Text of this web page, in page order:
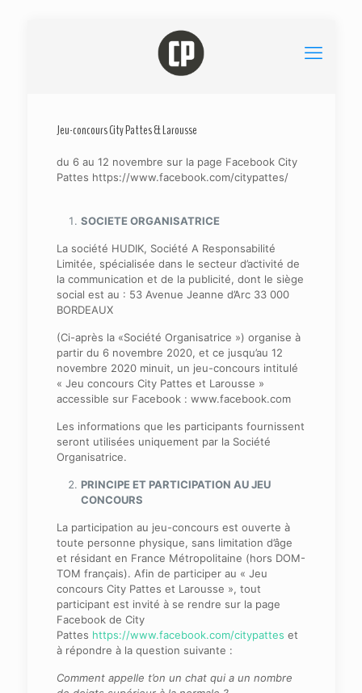
Jeu-concours City Pattes & Larousse
du 6 au 12 novembre sur la page Facebook City
Pattes https://www.facebook.com/citypattes/
SOCIETE ORGANISATRICE
La société HUDIK, Société A Responsabilité
Limitée, spécialisée dans le secteur d’activité de
la communication et de la publicité, dont le siège
social est au : 53 Avenue Jeanne d’Arc 33 000
BORDEAUX
(Ci-après la «Société Organisatrice ») organise à
partir du 6 novembre 2020, et ce jusqu’au 12
novembre 2020 minuit, un jeu-concours intitulé
« Jeu concours City Pattes et Larousse »
accessible sur Facebook : www.facebook.com
Les informations que les participants fournissent
seront utilisées uniquement par la Société
Organisatrice.
PRINCIPE ET PARTICIPATION AU JEU
CONCOURS
La participation au jeu-concours est ouverte à
toute personne physique, sans limitation d’âge
et résidant en France Métropolitaine (hors DOM-
TOM français). Afin de participer au « Jeu
concours City Pattes et Larousse », tout
participant est invité à se rendre sur la page
Facebook de City
Pattes https://www.facebook.com/citypattes et
à répondre à la question suivante :
Comment appelle t’on un chat qui a un nombre